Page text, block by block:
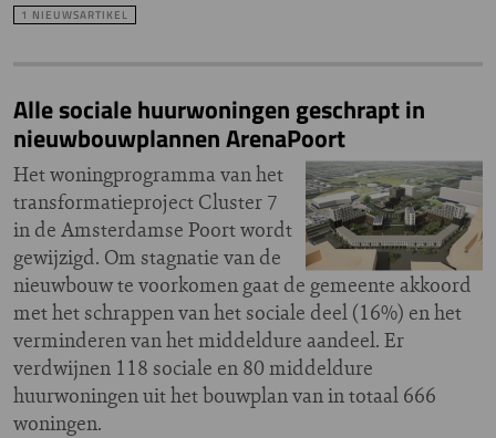
1 NIEUWSARTIKEL
Alle sociale huurwoningen geschrapt in
nieuwbouwplannen ArenaPoort
Het woningprogramma van het
transformatieproject Cluster 7
in de Amsterdamse Poort wordt
gewijzigd. Om stagnatie van de
nieuwbouw te voorkomen gaat de gemeente akkoord
met het schrappen van het sociale deel (16%) en het
verminderen van het middeldure aandeel. Er
verdwijnen 118 sociale en 80 middeldure
huurwoningen uit het bouwplan van in totaal 666
woningen.